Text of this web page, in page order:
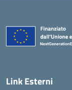
Link Esterni